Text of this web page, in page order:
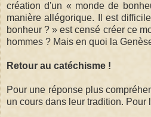
création d'un « monde de
manière allégorique. Il est
bonheur ? » est censé créer ce
hommes ? Mais en quoi la
Retour au catéchisme !
Pour une réponse plus
un cours dans leur tradition.